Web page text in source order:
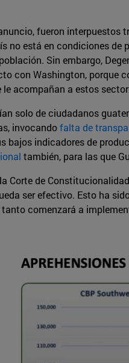
fueron interpuestos
no está en condiciones
Sin embargo,
con Washington, porque
acompañan a estos
solo de ciudadanos
invocandofalta de
bajos indicadores de
también, para las que
Corte de
ser efectivo. Esto ha
tanto comenzará a